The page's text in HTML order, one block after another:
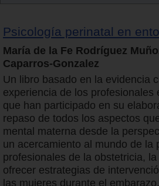
Psicología perinatal en
María de la Fe Rodríguez
Caparros-Gonzalez
Un libro basado en la evidencia
experiencia de los profesionales
que han participado en su
repaso de todos los aspectos
mental materna desde la
un acercamiento al mundo de la
profesionales de la obstetricia,
ofrecer estrategias de
las mujeres durante el